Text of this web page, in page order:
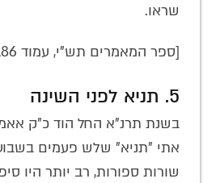
שראו.
[ספר המאמרים תש"י, עמוד 186]
5. תניא לפני השינה
בשנת תרנ"א החל הוד כ"ק
אתי "תניא" שלש פעמים
שורות ספורות, רב יותר היו